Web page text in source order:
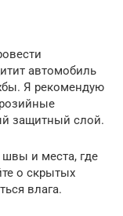
автомобиль
Я рекомендую
защитный слой.
и места, где
о скрытых
влага.